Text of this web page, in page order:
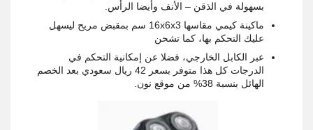
بسهولة في الذقن – الأنف وأيضا الرأس.
ماكينة كيمي مقاسها 16x6x3 سم بمقبض مريح ليسهل
عليك التحكم بها، كما تشحن
عبر الكابل الخارجي، فضلا عن إمكانية التحكم في
الدرجات كل هذا متوفر بسعر 42 ريال سعودي بعد الخصم
الهائل بنسبة 38% من موقع نون.